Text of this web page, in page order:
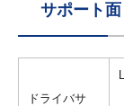
サポート面
ドライバサ